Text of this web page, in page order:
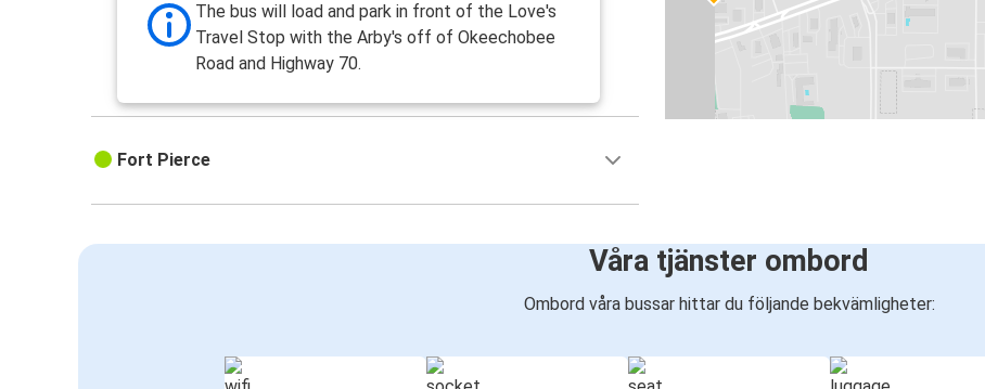
The bus will load and park in front of the Love's
Travel Stop with the Arby's off of Okeechobee
Road and Highway 70.
Fort Pierce
Våra tjänster ombord
Ombord våra bussar hittar du följande bekvämligheter: